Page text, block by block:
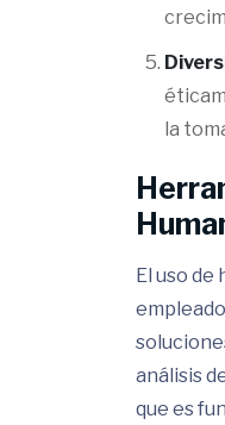
la
El uso
análisis
que es